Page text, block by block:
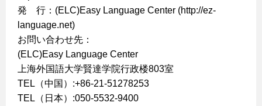
発 行：(ELC)Easy Language Center (http://ez-
language.net)
お問い合わせ先：
(ELC)Easy Language Center
上海外国語大学賢達学院行政楼803室
TEL（中国）:+86-21-51278253
TEL（日本）:050-5532-9400